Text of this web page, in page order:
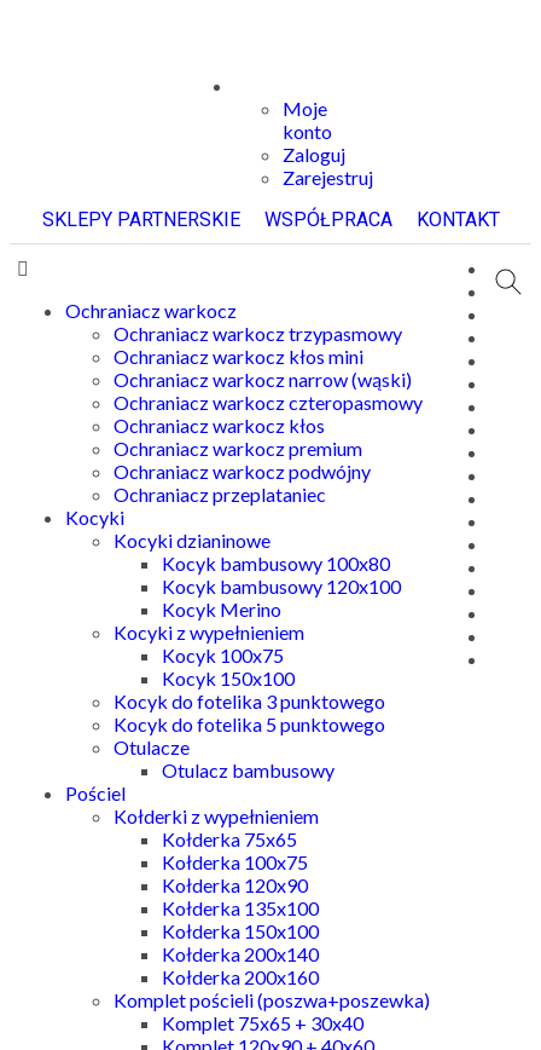
Moje
konto
Zaloguj
Zarejestruj
SKLEPY PARTNERSKIE
WSPÓŁPRACA KONTAKT
Ochraniacz warkocz
Ochraniacz warkocz trzypasmowy
Ochraniacz warkocz kłos mini
Ochraniacz warkocz narrow (wąski)
Ochraniacz warkocz czteropasmowy
Ochraniacz warkocz kłos
Ochraniacz warkocz premium
Ochraniacz warkocz podwójny
Ochraniacz przeplataniec
Kocyki
Kocyki dzianinowe
Kocyk bambusowy 100x80
Kocyk bambusowy 120x100
Kocyk Merino
Kocyki z wypełnieniem
Kocyk 100x75
Kocyk 150x100
Kocyk do fotelika 3 punktowego
Kocyk do fotelika 5 punktowego
Otulacze
Otulacz bambusowy
Pościel
Kołderki z wypełnieniem
Kołderka 75x65
Kołderka 100x75
Kołderka 120x90
Kołderka 135x100
Kołderka 150x100
Kołderka 200x140
Kołderka 200x160
Komplet pościeli (poszwa+poszewka)
Komplet 75x65 + 30x40